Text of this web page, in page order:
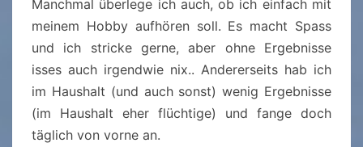
Manchmal überlege ich auch, ob ich einfach mit
meinem Hobby aufhören soll. Es macht Spass
und ich stricke gerne, aber ohne Ergebnisse
isses auch irgendwie nix.. Andererseits hab ich
im Haushalt (und auch sonst) wenig Ergebnisse
(im Haushalt eher flüchtige) und fange doch
täglich von vorne an.